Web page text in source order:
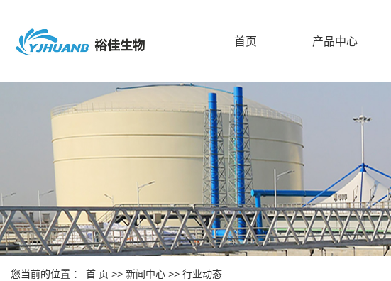
首页 产品中心
您当前的位置 ： 首 页 >> 新闻中心 >> 行业动态